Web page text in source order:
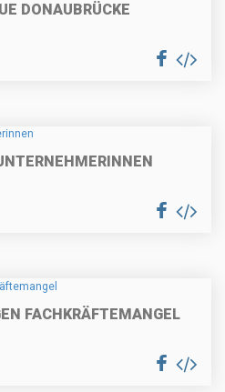
DONAUBRÜCKE
FACHKRÄFTEMANGEL